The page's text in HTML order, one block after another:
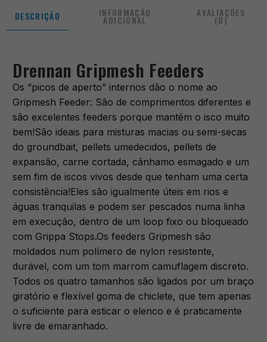
DESCRIÇÃO INFORMAÇÃO
ADICIONAL
AVALIAÇÕES
(0)
Drennan Gripmesh Feeders
Os “picos de aperto” internos dão o nome ao
Gripmesh Feeder: São de comprimentos diferentes e
são excelentes feeders porque mantêm o isco muito
bem!São ideais para misturas macias ou semi-secas
do groundbait, pellets umedecidos, pellets de
expansão, carne cortada, cânhamo esmagado e um
sem fim de iscos vivos desde que tenham uma certa
consistência!Eles são igualmente úteis em rios e
águas tranquilas e podem ser pescados numa linha
em execução, dentro de um loop fixo ou bloqueado
com Grippa Stops.Os feeders Gripmesh são
moldados num polímero de nylon resistente,
durável, com um tom marrom camuflagem discreto.
Todos os quatro tamanhos são ligados por um braço
giratório e flexível goma de chiclete, que tem apenas
o suficiente para esticar o elenco e é praticamente
livre de emaranhado.